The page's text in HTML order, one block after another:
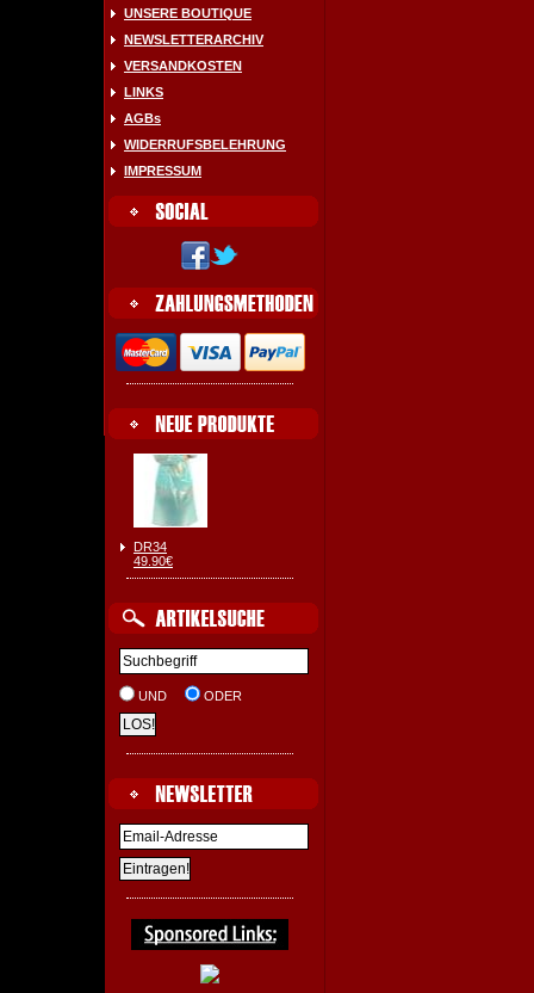
UNSERE BOUTIQUE
NEWSLETTERARCHIV
VERSANDKOSTEN
LINKS
AGBs
WIDERRUFSBELEHRUNG
IMPRESSUM
DR34
49.90€
UND ODER